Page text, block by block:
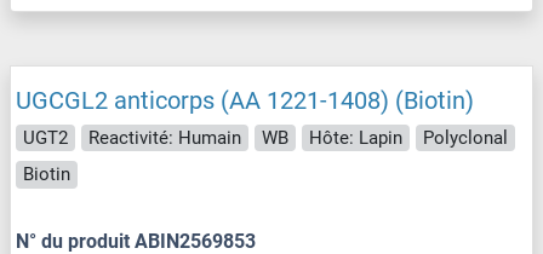
UGCGL2 anticorps (AA 1221-1408) (Biotin)
UGT2 Reactivité: Humain WB Hôte: Lapin
Polyclonal
Biotin
N° du produit ABIN2569853